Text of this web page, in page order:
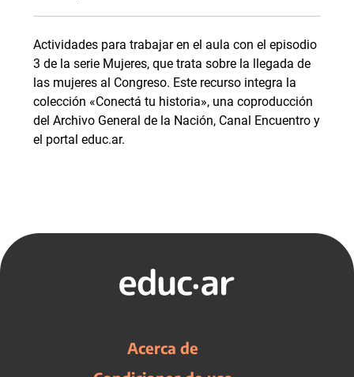
Actividades para trabajar en el aula con el episodio
3 de la serie Mujeres, que trata sobre la llegada de
las mujeres al Congreso. Este recurso integra la
colección «Conectá tu historia», una coproducción
del Archivo General de la Nación, Canal Encuentro y
el portal educ.ar.
Acerca de